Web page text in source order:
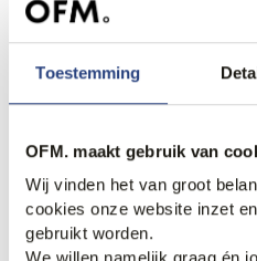
Toestemming
OFM. maakt gebruik van
Wij vinden het van groot
cookies onze website inzet
gebruikt worden.
79,99
Anderen bekeken